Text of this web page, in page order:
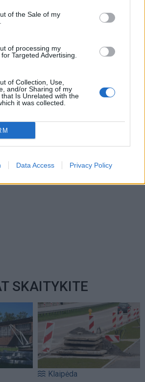
of the Sale of my
of processing my
Targeted Advertising.
of Collection, Use,
and/or Sharing of my
Is Unrelated with the
it was collected.
Data Access Privacy Policy
reCAPTCHA and the Google
Privacy Policyand
Terms of
SKAITYKITE
Klaipėda